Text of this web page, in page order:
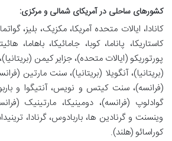
کشورهای ساحلی در آمریکای شمالی و مرکزی:
کانادا، ایالات متحده آمریکا، مکزیک، بلیز،
کاستاریکا، پاناما، کوبا، جامائیکا، باهاما،
پورتوریکو (ایالات متحده)، جزایر کیمن
(بریتانیا)، آنگویلا (بریتانیا)، سنت مارتین
(فرانسه)، سنت کیتس و نویس، آنتیگوا و
گوادلوپ (فرانسه)، دومینیکا، مارتینیک
وینسنت و گرنادین ها، باربادوس، گرنادا،
کوراسائو (هلند).